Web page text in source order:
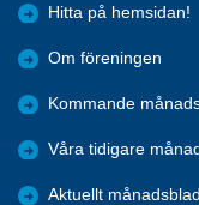
Hitta på hemsidan!
Om föreningen
Kommande
Våra tidigare
Aktuellt månadsblad